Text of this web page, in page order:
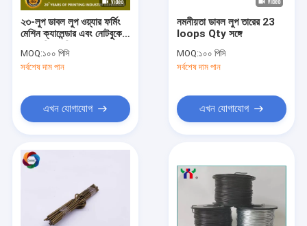
VR প্রদর্শন
২৩-লুপ ডাবল লুপ ওয়্যার ফর্মিং
মেশিন ক্যালেন্ডার এবং নোটবুকের
MOQ:১০০ পিসি
সর্বশেষ দাম পান
এখন যোগাযোগ
নমনীয়তা ডাবল লুপ তারের 23
loops Qty সঙ্গে
MOQ:১০০ পিসি
সর্বশেষ দাম পান
এখন যোগাযোগ